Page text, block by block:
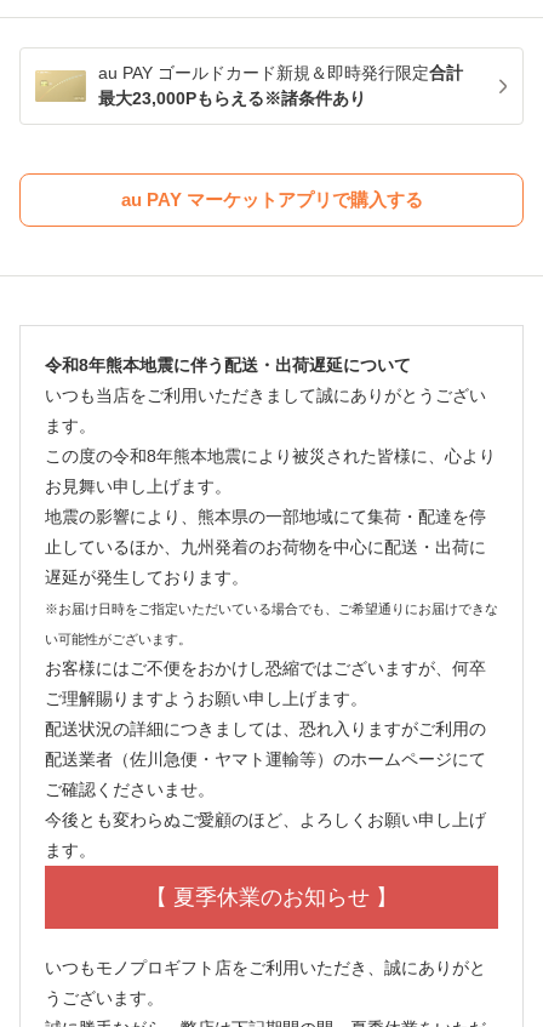
au PAY ゴールドカード新規＆即時発行限定合計
最大23,000Pもらえる※諸条件あり
au PAY マーケットアプリで購入する
令和8年熊本地震に伴う配送・出荷遅延について
いつも当店をご利用いただきまして誠にありがとうござい
ます。
この度の令和8年熊本地震により被災された皆様に、心より
お見舞い申し上げます。
地震の影響により、熊本県の一部地域にて集荷・配達を停
止しているほか、九州発着のお荷物を中心に配送・出荷に
遅延が発生しております。
※お届け日時をご指定いただいている場合でも、ご希望通りにお届けできな
い可能性がございます。
お客様にはご不便をおかけし恐縮ではございますが、何卒
ご理解賜りますようお願い申し上げます。
配送状況の詳細につきましては、恐れ入りますがご利用の
配送業者（佐川急便・ヤマト運輸等）のホームページにて
ご確認くださいませ。
今後とも変わらぬご愛顧のほど、よろしくお願い申し上げ
ます。
【 夏季休業のお知らせ 】
いつもモノプロギフト店をご利用いただき、誠にありがと
うございます。